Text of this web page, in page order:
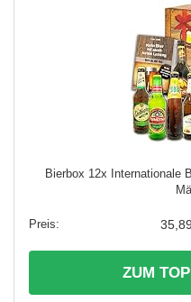
Bierbox 12x Internationale
ZUM